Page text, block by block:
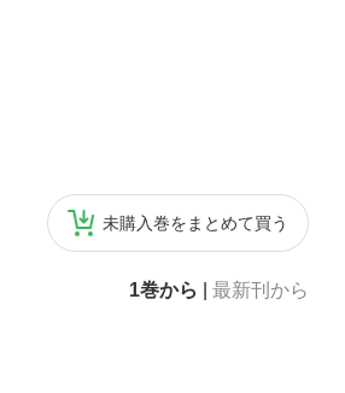
未購入巻をまとめて買う
1巻から 最新刊から